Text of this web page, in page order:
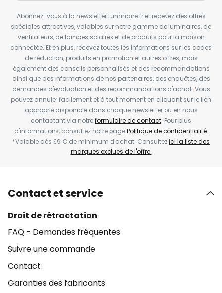
Abonnez-vous à la newsletter Luminaire.fr et recevez des offres
spéciales attractives, valables sur notre gamme de luminaires, de
ventilateurs, de lampes solaires et de produits pour la maison
connectée. Et en plus, recevez toutes les informations sur les codes
de réduction, produits en promotion et autres offres, mais
également des conseils personnalisés et des recommandations
ainsi que des informations de nos partenaires, des enquêtes, des
demandes d'évaluation et des recommandations d'achat. Vous
pouvez annuler facilement et à tout moment en cliquant sur le lien
approprié disponible dans chaque newsletter ou en nous
contactant via notreformulaire de contact. Pour plus
d'informations, consultez notre pagePolitique de confidentialité.
*Valable dès 99 € de minimum d'achat. Consultezici la liste des
marques exclues de l'offre.
Contact et service
Droit de rétractation
FAQ - Demandes fréquentes
Suivre une commande
Contact
Garanties des fabricants